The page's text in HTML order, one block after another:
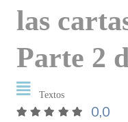
las
Parte 2
Textos
0,0